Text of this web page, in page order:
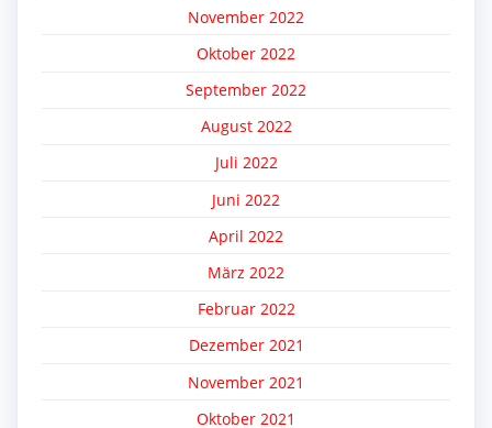
November 2022
Oktober 2022
September 2022
August 2022
Juli 2022
Juni 2022
April 2022
März 2022
Februar 2022
Dezember 2021
November 2021
Oktober 2021